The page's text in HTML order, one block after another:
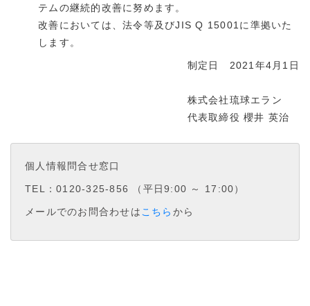
テムの継続的改善に努めます。
改善においては、法令等及びJIS Q 15001に準拠いた
します。
制定日 2021年4月1日
株式会社琉球エラン
代表取締役 櫻井 英治
個人情報問合せ窓口
TEL：0120-325-856 （平日9:00 ～ 17:00）
メールでのお問合わせは こちら から